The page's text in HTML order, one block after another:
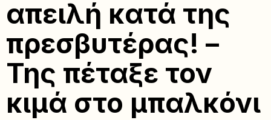
απειλή κατά της
πρεσβυτέρας! –
Της πέταξε τον
κιμά στο μπαλκόνι